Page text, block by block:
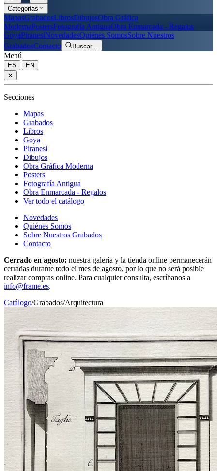
Categorías
MapasGrabadosLibrosDibujosObra Gráfica
ModernaPostersFotografía AntiguaObra Enmarcada - Regalos
GoyaPiranesiNovedadesQuiénes SomosSobre Nuestros
GrabadosContacto Buscar…
Menú
ES |
EN
✕
Secciones
Mapas
Grabados
Libros
Goya
Piranesi
Dibujos
Obra Gráfica Moderna
Posters
Fotografía Antigua
Obra Enmarcada - Regalos
Ver todo el catálogo
Novedades
Quiénes Somos
Sobre Nuestros Grabados
Contacto
Cerrado en agosto: nuestra galería y la tienda online permanecerán
cerradas durante todo el mes de agosto, por lo que no será posible
realizar compras online. Para cualquier consulta, escríbanos a
info@frame.es.
Catálogo/Grabados/Arquitectura